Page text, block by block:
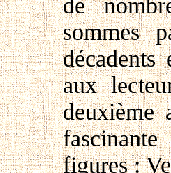
sommes
aux
deuxième
figures :